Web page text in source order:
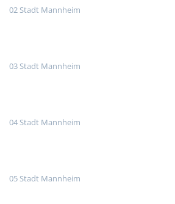
02 Stadt Mannheim
03 Stadt Mannheim
04 Stadt Mannheim
05 Stadt Mannheim